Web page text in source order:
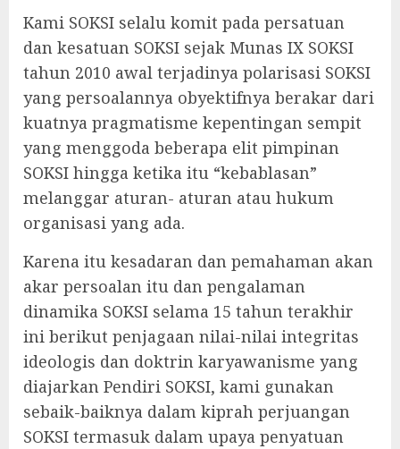
Kami SOKSI selalu komit pada persatuan
dan kesatuan SOKSI sejak Munas IX SOKSI
tahun 2010 awal terjadinya polarisasi SOKSI
yang persoalannya obyektifnya berakar dari
kuatnya pragmatisme kepentingan sempit
yang menggoda beberapa elit pimpinan
SOKSI hingga ketika itu “kebablasan”
melanggar aturan- aturan atau hukum
organisasi yang ada.
Karena itu kesadaran dan pemahaman akan
akar persoalan itu dan pengalaman
dinamika SOKSI selama 15 tahun terakhir
ini berikut penjagaan nilai-nilai integritas
ideologis dan doktrin karyawanisme yang
diajarkan Pendiri SOKSI, kami gunakan
sebaik-baiknya dalam kiprah perjuangan
SOKSI termasuk dalam upaya penyatuan